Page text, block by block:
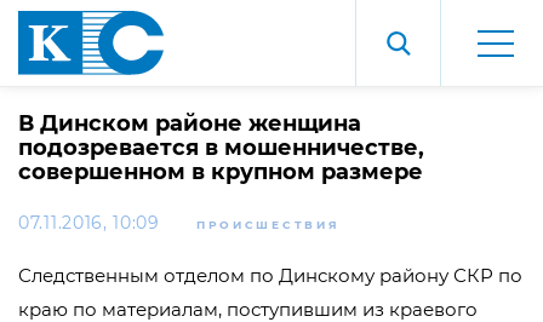
В Динском районе женщина
подозревается в мошенничестве,
совершенном в крупном размере
07.11.2016, 10:09 ПРОИСШЕСТВИЯ
Следственным отделом по Динскому району СКР по
краю по материалам, поступившим из краевого